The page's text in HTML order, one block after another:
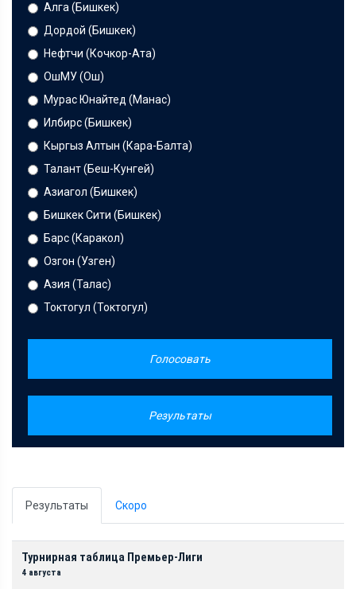
Алга (Бишкек)
Дордой (Бишкек)
Нефтчи (Кочкор-Ата)
ОшМУ (Ош)
Мурас Юнайтед (Манас)
Илбирс (Бишкек)
Кыргыз Алтын (Кара-Балта)
Талант (Беш-Кунгей)
Азиагол (Бишкек)
Бишкек Сити (Бишкек)
Барс (Каракол)
Озгон (Узген)
Азия (Талас)
Токтогул (Токтогул)
Голосовать
Результаты
Результаты Скоро
Турнирная таблица Премьер-Лиги
4 августа